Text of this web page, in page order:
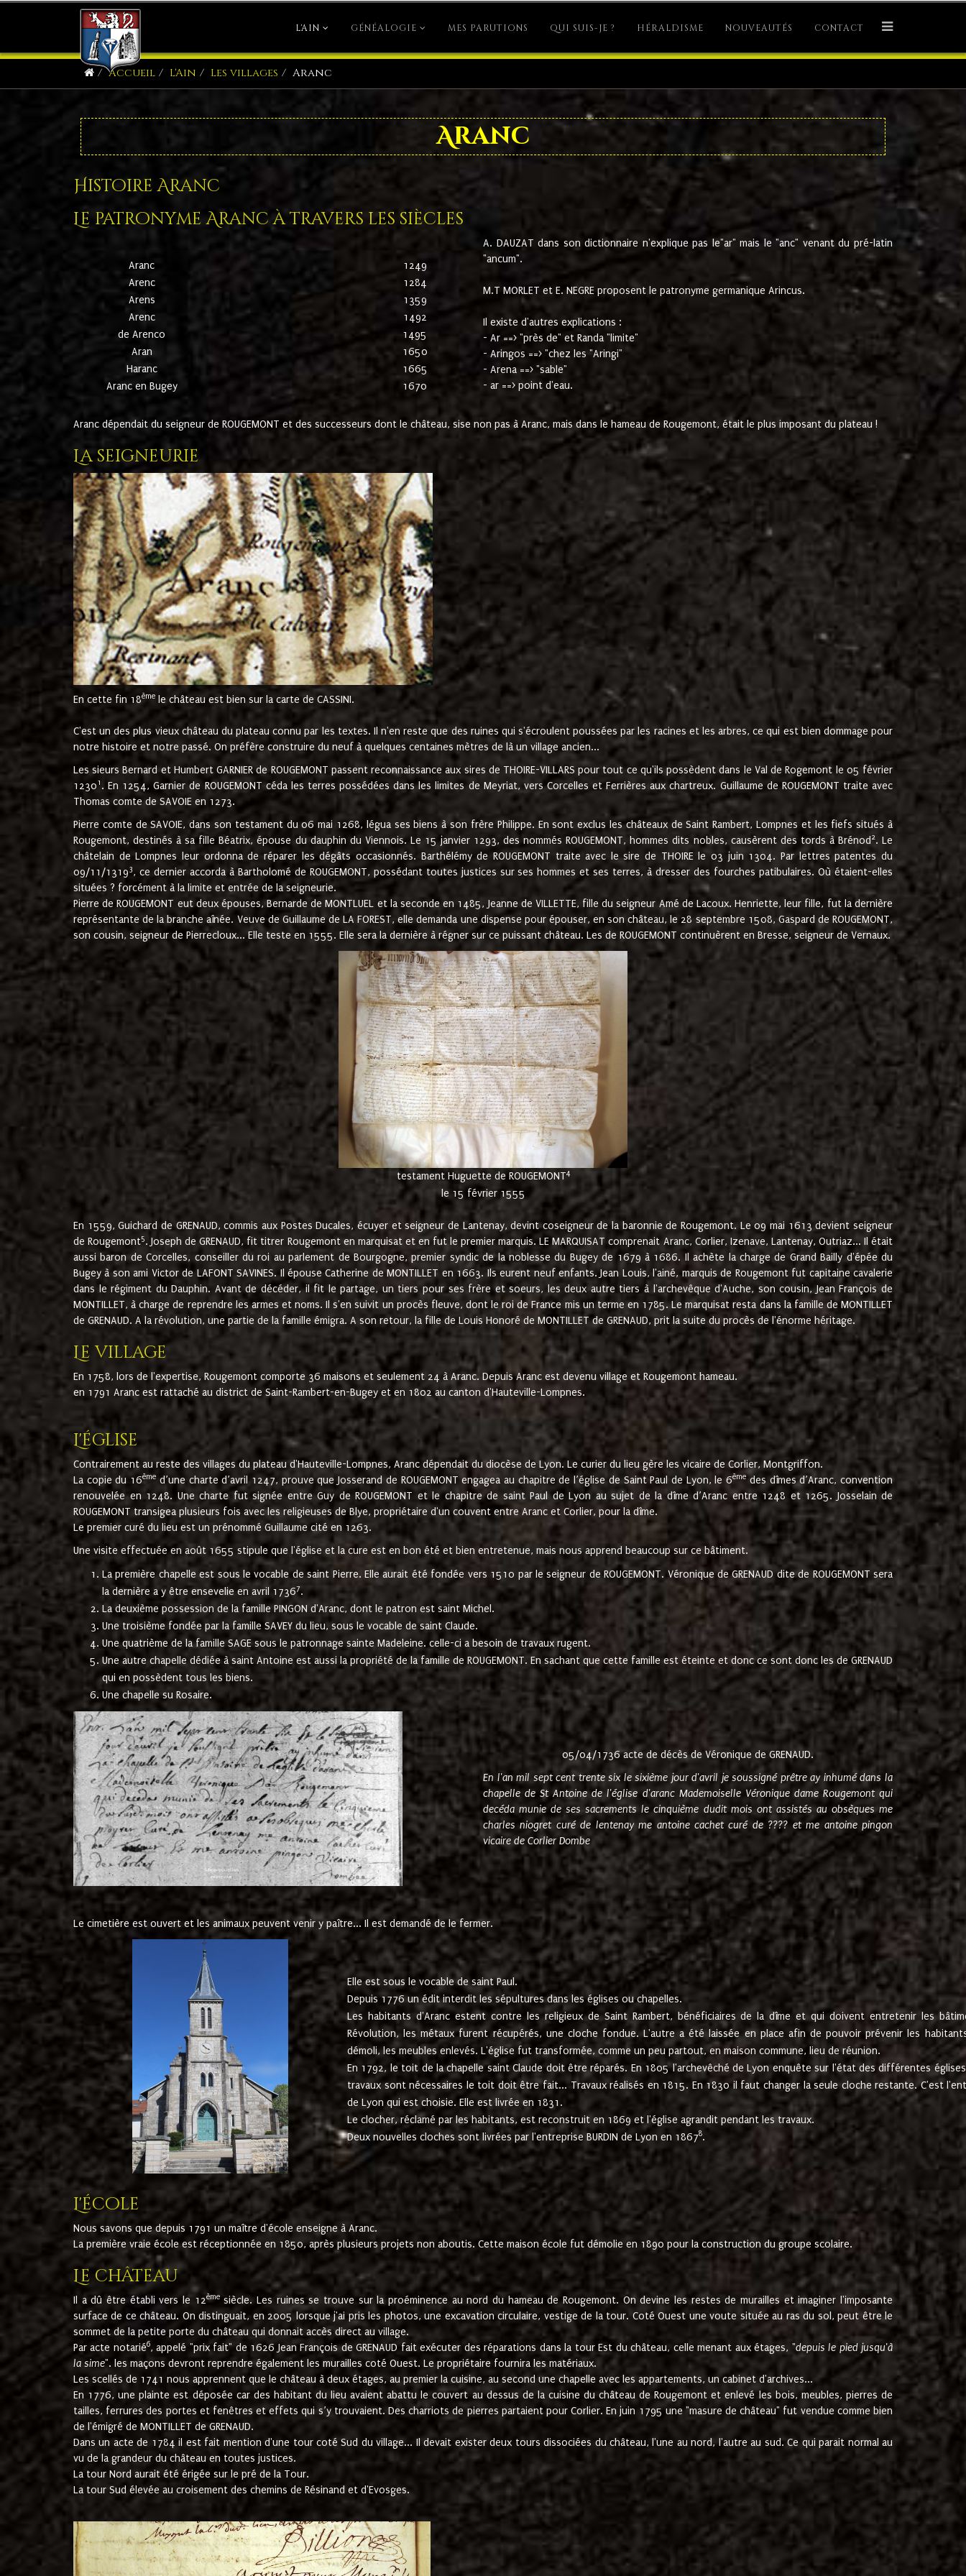
L'AIN GÉNÉALOGIE MES PARUTIONS QUI SUIS-JE ? HÉRALDISME NOUVEAUTÉS CONTACT
Accueil L'Ain Les villages Aranc
Aranc
Histoire Aranc
Le patronyme Aranc à travers les siècles
Aranc
1249
Arenc
1284
Arens
1359
Arenc
1492
de Arenco
1495
Aran
1650
Haranc
1665
Aranc en Bugey
1670
A. DAUZAT dans son dictionnaire n'explique pas le"ar" mais le "anc" venant du pré-latin
"ancum".
M.T MORLET et E. NEGRE proposent le patronyme germanique Arincus.
Il existe d'autres explications :
- Ar ==> "près de" et Randa "limite"
- Aringos ==> "chez les "Aringi"
- Arena ==> "sable"
- ar ==> point d'eau.
Aranc dépendait du seigneur de ROUGEMONT et des successeurs dont le château, sise non pas à Aranc, mais dans le hameau de Rougemont, était le plus imposant du plateau !
La seigneurie
En cette fin 18ème le château est bien sur la carte de CASSINI.
C'est un des plus vieux château du plateau connu par les textes. Il n'en reste que des ruines qui s'écroulent poussées par les racines et les arbres, ce qui est bien dommage pour
notre histoire et notre passé. On préfère construire du neuf à quelques centaines mètres de là un village ancien...
Les sieurs Bernard et Humbert GARNIER de ROUGEMONT passent reconnaissance aux sires de THOIRE-VILLARS pour tout ce qu'ils possèdent dans le Val de Rogemont le 05 février
12301 . En 1254, Garnier de ROUGEMONT céda les terres possédées dans les limites de Meyriat, vers Corcelles et Ferrières aux chartreux. Guillaume de ROUGEMONT traite avec
Thomas comte de SAVOIE en 1273.
Pierre comte de SAVOIE, dans son testament du 06 mai 1268, légua ses biens à son frère Philippe. En sont exclus les châteaux de Saint Rambert, Lompnes et les fiefs situés à
Rougemont, destinés à sa fille Béatrix, épouse du dauphin du Viennois. Le 15 janvier 1293, des nommés ROUGEMONT, hommes dits nobles, causèrent des tords à Brénod 2. Le
châtelain de Lompnes leur ordonna de réparer les dégâts occasionnés. Barthélémy de ROUGEMONT traite avec le sire de THOIRE le 03 juin 1304. Par lettres patentes du
09/11/13193, ce dernier accorda à Bartholomé de ROUGEMONT, possédant toutes justices sur ses hommes et ses terres, à dresser des fourches patibulaires. Où étaient-elles
situées ? forcément à la limite et entrée de la seigneurie.
Pierre de ROUGEMONT eut deux épouses, Bernarde de MONTLUEL et la seconde en 1485, Jeanne de VILLETTE, fille du seigneur Amé de Lacoux. Henriette, leur fille, fut la dernière
représentante de la branche aînée. Veuve de Guillaume de LA FOREST, elle demanda une dispense pour épouser, en son château, le 28 septembre 1508, Gaspard de ROUGEMONT,
son cousin, seigneur de Pierrecloux... Elle teste en 1555. Elle sera la dernière à régner sur ce puissant château. Les de ROUGEMONT continuèrent en Bresse, seigneur de Vernaux.
testament Huguette de ROUGEMONT4
le 15 février 1555
En 1559, Guichard de GRENAUD, commis aux Postes Ducales, écuyer et seigneur de Lantenay, devint coseigneur de la baronnie de Rougemont. Le 09 mai 1613 devient seigneur
de Rougemont5. Joseph de GRENAUD, fit titrer Rougemont en marquisat et en fut le premier marquis. LE MARQUISAT comprenait Aranc, Corlier, Izenave, Lantenay, Outriaz... Il était
aussi baron de Corcelles, conseiller du roi au parlement de Bourgogne, premier syndic de la noblesse du Bugey de 1679 à 1686. Il achète la charge de Grand Bailly d'épée du
Bugey à son ami Victor de LAFONT SAVINES. Il épouse Catherine de MONTILLET en 1663. Ils eurent neuf enfants. Jean Louis, l'ainé, marquis de Rougemont fut capitaine cavalerie
dans le régiment du Dauphin. Avant de décéder, il fit le partage, un tiers pour ses frère et soeurs, les deux autre tiers à l'archevêque d'Auche, son cousin, Jean François de
MONTILLET, à charge de reprendre les armes et noms. Il s'en suivit un procès fleuve, dont le roi de France mis un terme en 1785. Le marquisat resta dans la famille de MONTILLET
de GRENAUD. A la révolution, une partie de la famille émigra. A son retour, la fille de Louis Honoré de MONTILLET de GRENAUD, prit la suite du procès de l'énorme héritage.
Le village
En 1758, lors de l'expertise, Rougemont comporte 36 maisons et seulement 24 à Aranc. Depuis Aranc est devenu village et Rougemont hameau.
en 1791 Aranc est rattaché au district de Saint-Rambert-en-Bugey et en 1802 au canton d'Hauteville-Lompnes.
L'église
Contrairement au reste des villages du plateau d'Hauteville-Lompnes, Aranc dépendait du diocèse de Lyon. Le curier du lieu gère les vicaire de Corlier, Montgriffon.
La copie du 16ème d’une charte d’avril 1247, prouve que Josserand de ROUGEMONT engagea au chapitre de l’église de Saint Paul de Lyon, le 6ème des dîmes d’Aranc, convention
renouvelée en 1248. Une charte fut signée entre Guy de ROUGEMONT et le chapitre de saint Paul de Lyon au sujet de la dîme d’Aranc entre 1248 et 1265. Josselain de
ROUGEMONT transigea plusieurs fois avec les religieuses de Blye, propriétaire d'un couvent entre Aranc et Corlier, pour la dîme.
Le premier curé du lieu est un prénommé Guillaume cité en 1263.
Une visite effectuée en août 1655 stipule que l'église et la cure est en bon été et bien entretenue, mais nous apprend beaucoup sur ce bâtiment.
La première chapelle est sous le vocable de saint Pierre. Elle aurait été fondée vers 1510 par le seigneur de ROUGEMONT. Véronique de GRENAUD dite de ROUGEMONT sera
la dernière a y être ensevelie en avril 17367.
La deuxième possession de la famille PINGON d'Aranc, dont le patron est saint Michel.
Une troisième fondée par la famille SAVEY du lieu, sous le vocable de saint Claude.
Une quatrième de la famille SAGE sous le patronnage sainte Madeleine. celle-ci a besoin de travaux rugent.
Une autre chapelle dédiée à saint Antoine est aussi la propriété de la famille de ROUGEMONT. En sachant que cette famille est éteinte et donc ce sont donc les de GRENAUD
qui en possèdent tous les biens.
Une chapelle su Rosaire.
05/04/1736 acte de décès de Véronique de GRENAUD.
En l'an mil sept cent trente six le sixième jour d'avril je soussigné prêtre ay inhumé dans la
chapelle de St Antoine de l'église d'aranc Mademoiselle Véronique dame Rougemont qui
decéda munie de ses sacrements le cinquième dudit mois ont assistés au obsèques me
charles niogret curé de lentenay me antoine cachet curé de ???? et me antoine pingon
vicaire de Corlier Dombe
Le cimetière est ouvert et les animaux peuvent venir y paître... Il est demandé de le fermer.
Elle est sous le vocable de saint Paul.
Depuis 1776 un édit interdit les sépultures dans les églises ou chapelles.
Les habitants d'Aranc estent contre les religieux de Saint Rambert, bénéficiaires de la dîme et qui doivent entretenir les
Révolution, les métaux furent récupérés, une cloche fondue. L'autre a été laissée en place afin de pouvoir prévenir les
démoli, les meubles enlevés. L'église fut transformée, comme un peu partout, en maison commune, lieu de réunion.
En 1792, le toit de la chapelle saint Claude doit être réparés. En 1805 l'archevêché de Lyon enquête sur l'état des différentes
travaux sont nécessaires le toit doit être fait... Travaux réalisés en 1815. En 1830 il faut changer la seule cloche restante. C'est
de Lyon qui est choisie. Elle est livrée en 1831.
Le clocher, réclamé par les habitants, est reconstruit en 1869 et l'église agrandit pendant les travaux.
Deux nouvelles cloches sont livrées par l'entreprise BURDIN de Lyon en 18678.
L'école
Nous savons que depuis 1791 un maître d'école enseigne à Aranc.
La première vraie école est réceptionnée en 1850, après plusieurs projets non aboutis. Cette maison école fut démolie en 1890 pour la construction du groupe scolaire.
Le château
Il a dû être établi vers le 12èmesiècle. Les ruines se trouve sur la proéminence au nord du hameau de Rougemont. On devine les restes de murailles et imaginer l'imposante
surface de ce château. On distinguait, en 2005 lorsque j'ai pris les photos, une excavation circulaire, vestige de la tour. Coté Ouest une voute située au ras du sol, peut être le
sommet de la petite porte du château qui donnait accès direct au village.
Par acte notarié6, appelé "prix fait" de 1626 Jean François de GRENAUD fait exécuter des réparations dans la tour Est du château, celle menant aux étages, "depuis le pied jusqu'à
la sime". les maçons devront reprendre également les murailles coté Ouest. Le propriétaire fournira les matériaux.
Les scellés de 1741 nous apprennent que le château à deux étages, au premier la cuisine, au second une chapelle avec les appartements, un cabinet d'archives...
En 1776, une plainte est déposée car des habitant du lieu avaient abattu le couvert au dessus de la cuisine du château de Rougemont et enlevé les bois, meubles, pierres de
tailles, ferrures des portes et fenêtres et effets qui s’y trouvaient. Des charriots de pierres partaient pour Corlier. En juin 1795 une "masure de château" fut vendue comme bien
de l'émigré de MONTILLET de GRENAUD.
Dans un acte de 1784 il est fait mention d'une tour coté Sud du village... Il devait exister deux tours dissociées du château, l'une au nord, l'autre au sud. Ce qui parait normal au
vu de la grandeur du château en toutes justices.
La tour Nord aurait été érigée sur le pré de la Tour.
La tour Sud élevée au croisement des chemins de Résinand et d'Evosges.